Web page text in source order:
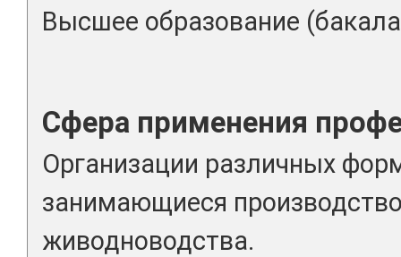
Высшее образование
Сфера применения
Организации различных
занимающиеся
живодноводства.